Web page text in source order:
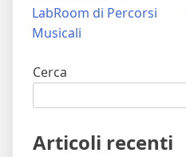
articoli
LabRoom di Percorsi
Musicali
Cerca
Articoli recenti